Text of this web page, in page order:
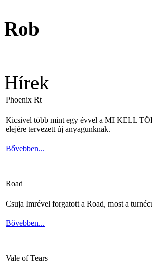
Rob
Hírek
Phoenix Rt
Kicsivel több mint egy évvel a MI KELL
elejére tervezett új anyagunknak.
Bővebben...
Road
Csuja Imrével forgatott a Road, most a
Bővebben...
Vale of Tears